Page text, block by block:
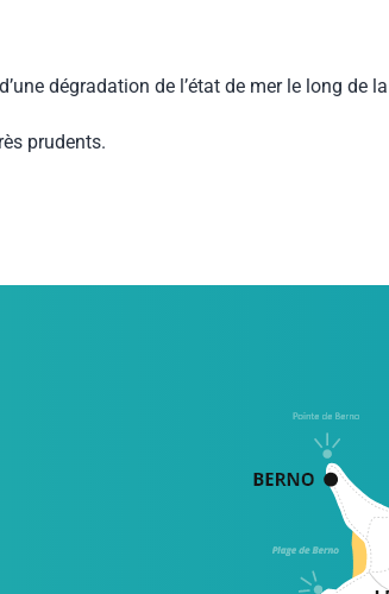
dégradation de l’état de mer le long de
prudents.